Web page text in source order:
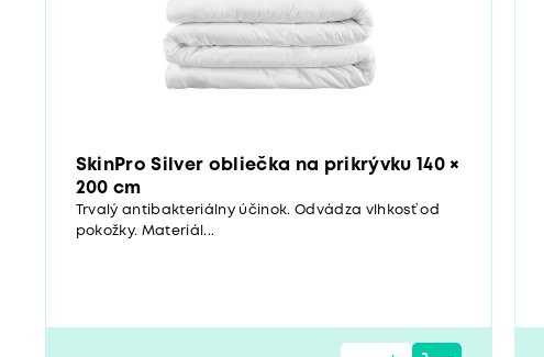
SkinPro Silver obliečka na prikrývku 140 ×
200 cm
Trvalý antibakteriálny účinok. Odvádza vlhkosť od
pokožky. Materiál...